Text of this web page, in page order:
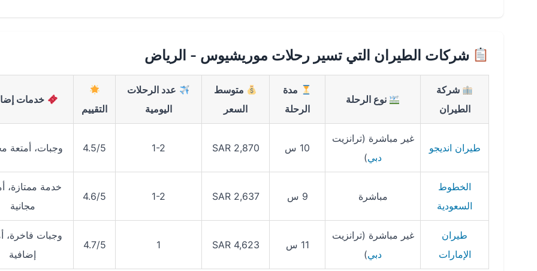
شركات الطيران التي تسير رحلات موريشيوس - الرياض
شركة
الطيران
نوع الرحلة
مدة
الرحلة
متوسط
السعر
عدد الرحلات
اليومية
التقييم
خدمات
طيران انديجو
غير مباشرة (ترانزيت
دبي)
10 س SAR 2,870
1-2
4.5/5 وجبات، أمتعة
الخطوط
السعودية
مباشرة 9 س SAR 2,637
1-2
4.6/5
خدمة ممتازة،
مجانية
طيران
الإمارات
غير مباشرة (ترانزيت
دبي)
11 س SAR 4,623
1
4.7/5
وجبات فاخرة،
إضافية